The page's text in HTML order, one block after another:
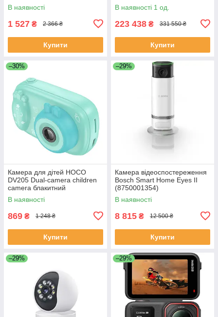
В наявності
1 527 ₴ 2 366 ₴
Купити
В наявності 1 од.
223 438 ₴ 331 550 ₴
Купити
–30%
Камера для дітей HOCO
DV205 Dual-camera children
camera блакитний
В наявності
869 ₴ 1 248 ₴
Купити
–29%
Камера відеоспостереження
Bosch Smart Home Eyes II
(8750001354)
В наявності
8 815 ₴ 12 500 ₴
Купити
–29% –29%